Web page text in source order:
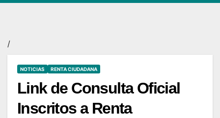
/
NOTICIAS RENTA CIUDADANA
Link de Consulta Oficial
Inscritos a Renta